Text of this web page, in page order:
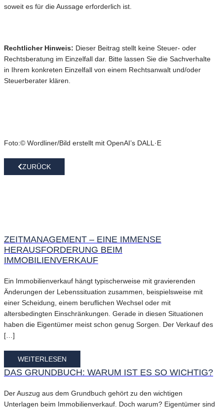
soweit es für die Aussage erforderlich ist.
Rechtlicher Hinweis: Dieser Beitrag stellt keine Steuer- oder
Rechtsberatung im Einzelfall dar. Bitte lassen Sie die Sachverhalte
in Ihrem konkreten Einzelfall von einem Rechtsanwalt und/oder
Steuerberater klären.
Foto:© Wordliner/Bild erstellt mit OpenAI’s DALL·E
ZURÜCK
ZEITMANAGEMENT – EINE IMMENSE
HERAUSFORDERUNG BEIM
IMMOBILIENVERKAUF
Ein Immobilienverkauf hängt typischerweise mit gravierenden
Änderungen der Lebenssituation zusammen, beispielsweise mit
einer Scheidung, einem beruflichen Wechsel oder mit
altersbedingten Einschränkungen. Gerade in diesen Situationen
haben die Eigentümer meist schon genug Sorgen. Der Verkauf des
[…]
WEITERLESEN
DAS GRUNDBUCH: WARUM IST ES SO WICHTIG?
Der Auszug aus dem Grundbuch gehört zu den wichtigen
Unterlagen beim Immobilienverkauf. Doch warum? Eigentümer sind